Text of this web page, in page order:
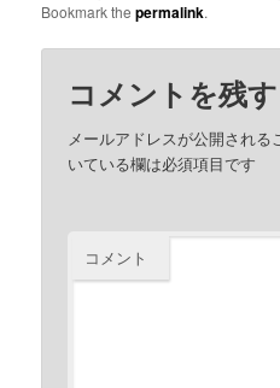
Bookmark thepermalink.
コメントを残す
メールアドレスが公開される
いている欄は必須項目です
コメント